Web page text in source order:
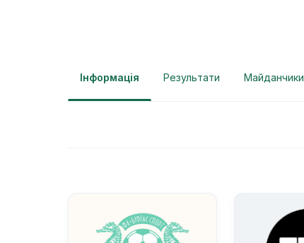
Інформація Результати Майданчики